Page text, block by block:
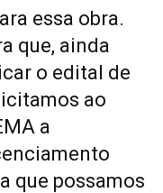
essa obra.
que, ainda
o edital de
ao
a
que possamos